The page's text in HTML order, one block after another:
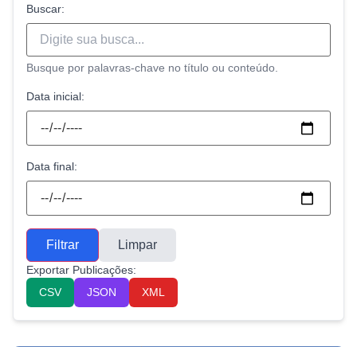
Buscar:
Busque por palavras-chave no título ou conteúdo.
Data inicial:
Data final:
Filtrar Limpar
Exportar Publicações:
CSV
JSON XML